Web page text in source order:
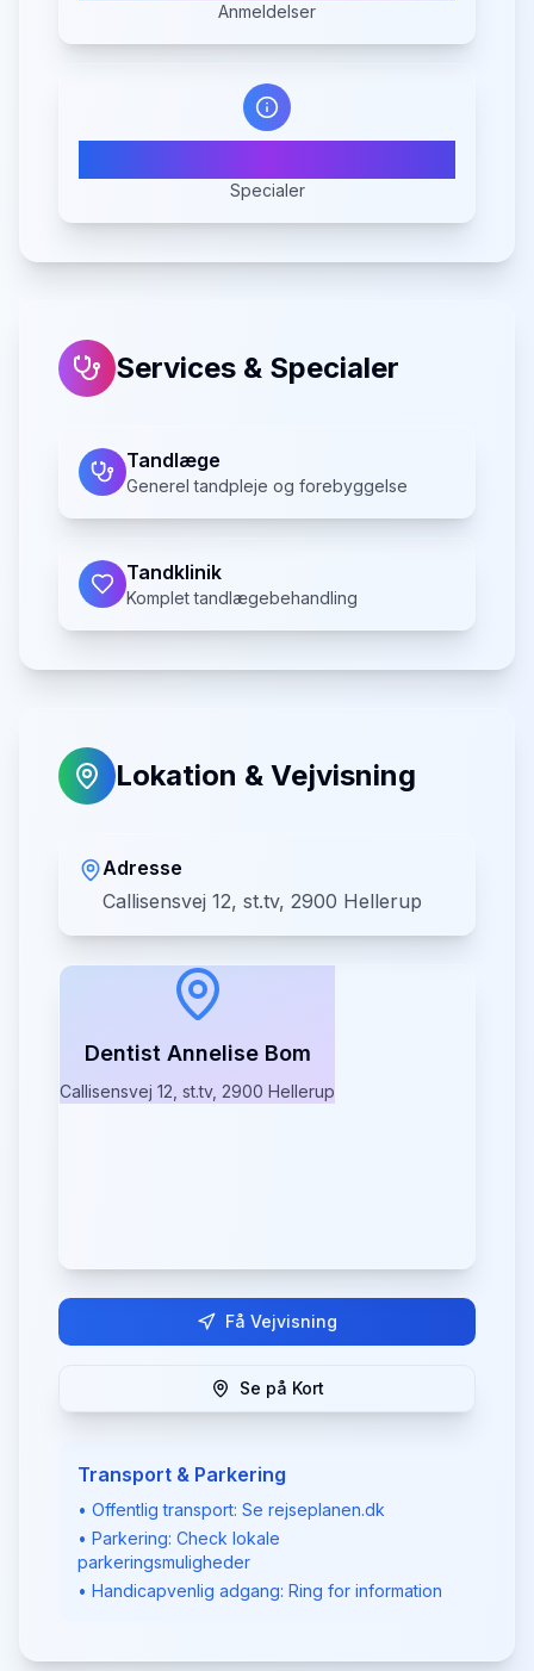
Anmeldelser
Specialer
Services & Specialer
Tandlæge
Generel tandpleje og forebyggelse
Tandklinik
Komplet tandlægebehandling
Lokation & Vejvisning
Adresse
Callisensvej 12, st.tv, 2900 Hellerup
Dentist Annelise Bom
Callisensvej 12, st.tv, 2900 Hellerup
Få Vejvisning
Se på Kort
Transport & Parkering
• Offentlig transport: Se rejseplanen.dk
• Parkering: Check lokale
parkeringsmuligheder
• Handicapvenlig adgang: Ring for information